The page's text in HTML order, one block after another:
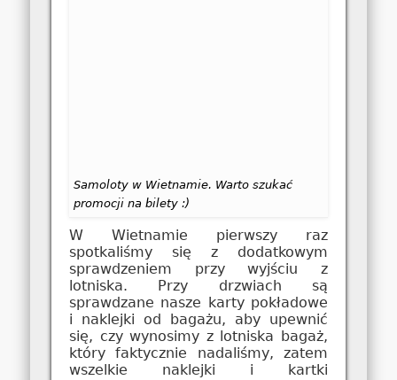
Samoloty w Wietnamie. Warto szukać
promocji na bilety :)
W Wietnamie pierwszy raz
spotkaliśmy się z dodatkowym
sprawdzeniem przy wyjściu z
lotniska. Przy drzwiach są
sprawdzane nasze karty pokładowe
i naklejki od bagażu, aby upewnić
się, czy wynosimy z lotniska bagaż,
który faktycznie nadaliśmy, zatem
wszelkie naklejki i kartki